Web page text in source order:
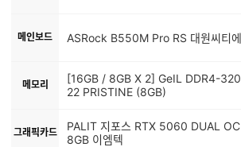
메인보드 ASRock B550M Pro RS 대원씨티
메모리
[16GB / 8GB X 2] GeIL DDR4-
22 PRISTINE (8GB)
그래픽카드
PALIT 지포스 RTX 5060 DUAL
8GB 이엠텍